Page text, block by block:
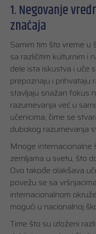
1. Negovanje
značaja
Samim tim što vreme u
sa različitim kulturnim i
dele ista iskustva i uče
prepoznaju i prihvataju
stavljaju snažan fokus
razumevanja već u
učenicima, čime se
dubokog razumevanja
Mnoge internacionalne
zemljama u svetu, što
Ovo takođe olakšava
povežu se sa
internacionalnom
mogući u nacionalnoj
Time što su izloženi